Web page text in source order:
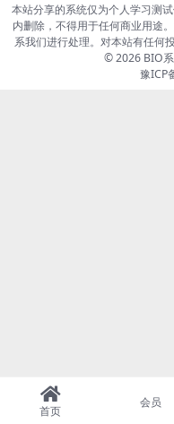
本站分享的系统仅为个人学习测
内删除，不得用于任何商业用途
系我们进行处理。对本站有任
© 2026 BIO
豫ICP
首页
会员